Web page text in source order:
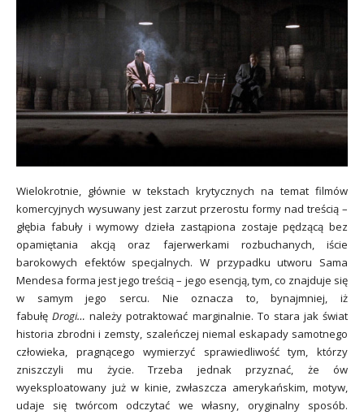
Wielokrotnie, głównie w tekstach krytycznych na temat filmów
komercyjnych wysuwany jest zarzut przerostu formy nad treścią –
głębia fabuły i wymowy dzieła zastąpiona zostaje pędzącą bez
opamiętania akcją oraz fajerwerkami rozbuchanych, iście
barokowych efektów specjalnych. W przypadku utworu Sama
Mendesa forma jest jego treścią – jego esencją, tym, co znajduje się
w samym jego sercu. Nie oznacza to, bynajmniej, iż
fabułęDrogi… należy potraktować marginalnie. To stara jak świat
historia zbrodni i zemsty, szaleńczej niemal eskapady samotnego
człowieka, pragnącego wymierzyć sprawiedliwość tym, którzy
zniszczyli mu życie. Trzeba jednak przyznać, że ów
wyeksploatowany już w kinie, zwłaszcza amerykańskim, motyw,
udaje się twórcom odczytać we własny, oryginalny sposób.